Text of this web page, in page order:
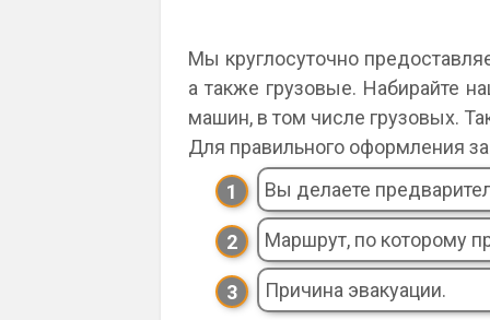
Мы круглосуточно
а также грузовые. Набирайте
машин, в том числе грузовых.
Для правильного оформления
Вы делаете
Маршрут, по которому
Причина эвакуации.